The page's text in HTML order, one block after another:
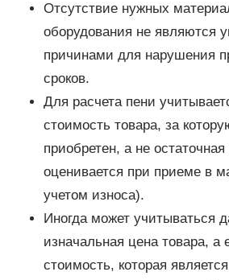
Отсутствие нужных
оборудования не являются
причинами для нарушения
сроков.
Для расчета пени
стоимость товара, за
приобретен, а не
оценивается при приеме в
учетом износа).
Иногда может учитываться
изначальная цена товара, а
стоимость, которая